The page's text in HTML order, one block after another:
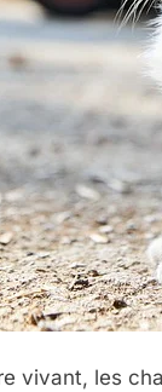
vivant, les